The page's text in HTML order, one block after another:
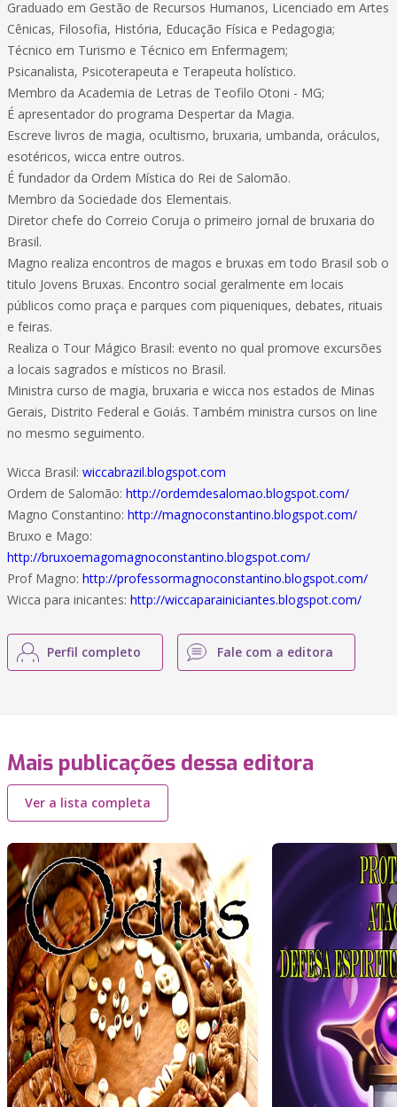
Graduado em Gestão de Recursos Humanos, Licenciado em Artes
Cênicas, Filosofia, História, Educação Física e Pedagogia;
Técnico em Turismo e Técnico em Enfermagem;
Psicanalista, Psicoterapeuta e Terapeuta holístico.
Membro da Academia de Letras de Teofilo Otoni - MG;
É apresentador do programa Despertar da Magia.
Escreve livros de magia, ocultismo, bruxaria, umbanda, oráculos,
esotéricos, wicca entre outros.
É fundador da Ordem Mística do Rei de Salomão.
Membro da Sociedade dos Elementais.
Diretor chefe do Correio Coruja o primeiro jornal de bruxaria do
Brasil.
Magno realiza encontros de magos e bruxas em todo Brasil sob o
titulo Jovens Bruxas. Encontro social geralmente em locais
públicos como praça e parques com piqueniques, debates, rituais
e feiras.
Realiza o Tour Mágico Brasil: evento no qual promove excursões
a locais sagrados e místicos no Brasil.
Ministra curso de magia, bruxaria e wicca nos estados de Minas
Gerais, Distrito Federal e Goiás. Também ministra cursos on line
no mesmo seguimento.
Wicca Brasil: wiccabrazil.blogspot.com
Ordem de Salomão: http://ordemdesalomao.blogspot.com/
Magno Constantino: http://magnoconstantino.blogspot.com/
Bruxo e Mago:
http://bruxoemagomagnoconstantino.blogspot.com/
Prof Magno: http://professormagnoconstantino.blogspot.com/
Wicca para inicantes: http://wiccaparainiciantes.blogspot.com/
Perfil completo Fale com a editora
Mais publicações dessa editora
Ver a lista completa